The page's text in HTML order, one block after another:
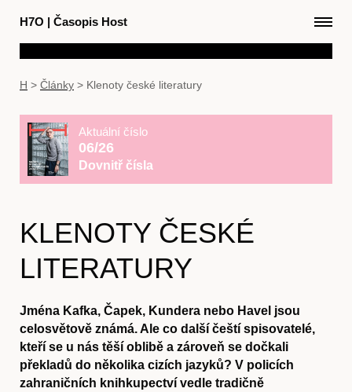
H7O | Časopis Host
H > Články > Klenoty české literatury
Aktuální číslo
06/26
Dovnitř čísla
KLENOTY ČESKÉ
LITERATURY
Jména Kafka, Čapek, Kundera nebo Havel jsou
celosvětově známá. Ale co další čeští spisovatelé,
kteří se u nás těší oblibě a zároveň se dočkali
překladů do několika cizích jazyků? V policích
zahraničních knihkupectví vedle tradičně